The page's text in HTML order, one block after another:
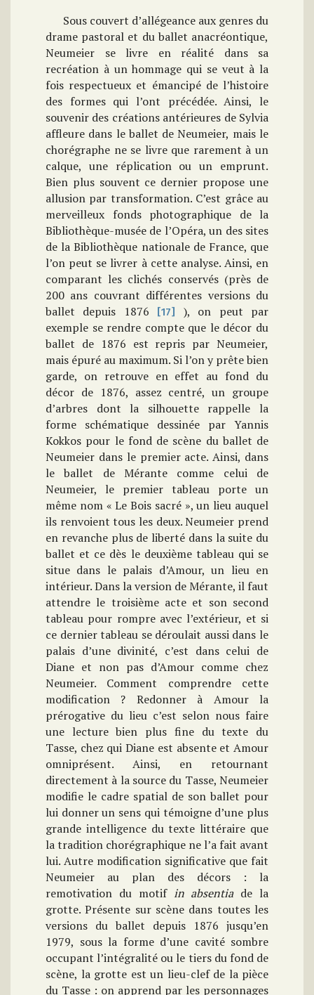
Sous couvert d’allégeance aux genres du
drame pastoral et du ballet anacréontique,
Neumeier se livre en réalité dans sa
recréation à un hommage qui se veut à la
fois respectueux et émancipé de l’histoire
des formes qui l’ont précédée. Ainsi, le
souvenir des créations antérieures de Sylvia
affleure dans le ballet de Neumeier, mais le
chorégraphe ne se livre que rarement à un
calque, une réplication ou un emprunt.
Bien plus souvent ce dernier propose une
allusion par transformation. C’est grâce au
merveilleux fonds photographique de la
Bibliothèque-musée de l’Opéra, un des sites
de la Bibliothèque nationale de France, que
l’on peut se livrer à cette analyse. Ainsi, en
comparant les clichés conservés (près de
200 ans couvrant différentes versions du
ballet depuis 1876
[17]
), on peut par
exemple se rendre compte que le décor du
ballet de 1876 est repris par Neumeier,
mais épuré au maximum. Si l’on y prête bien
garde, on retrouve en effet au fond du
décor de 1876, assez centré, un groupe
d’arbres dont la silhouette rappelle la
forme schématique dessinée par Yannis
Kokkos pour le fond de scène du ballet de
Neumeier dans le premier acte. Ainsi, dans
le ballet de Mérante comme celui de
Neumeier, le premier tableau porte un
même nom « Le Bois sacré », un lieu auquel
ils renvoient tous les deux. Neumeier prend
en revanche plus de liberté dans la suite du
ballet et ce dès le deuxième tableau qui se
situe dans le palais d’Amour, un lieu en
intérieur. Dans la version de Mérante, il faut
attendre le troisième acte et son second
tableau pour rompre avec l’extérieur, et si
ce dernier tableau se déroulait aussi dans le
palais d’une divinité, c’est dans celui de
Diane et non pas d’Amour comme chez
Neumeier. Comment comprendre cette
modification ? Redonner à Amour la
prérogative du lieu c’est selon nous faire
une lecture bien plus fine du texte du
Tasse, chez qui Diane est absente et Amour
omniprésent. Ainsi, en retournant
directement à la source du Tasse, Neumeier
modifie le cadre spatial de son ballet pour
lui donner un sens qui témoigne d’une plus
grande intelligence du texte littéraire que
la tradition chorégraphique ne l’a fait avant
lui. Autre modification significative que fait
Neumeier au plan des décors : la
remotivation du motif in absentiade la
grotte. Présente sur scène dans toutes les
versions du ballet depuis 1876 jusqu’en
1979, sous la forme d’une cavité sombre
occupant l’intégralité ou le tiers du fond de
scène, la grotte est un lieu-clef de la pièce
du Tasse : on apprend par les personnages